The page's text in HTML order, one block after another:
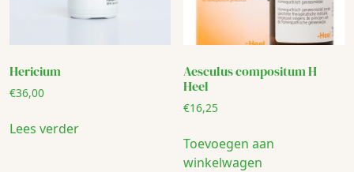
Hericium
€36,00
Lees verder
Aesculus compositum H
Heel
€16,25
Toevoegen aan
winkelwagen